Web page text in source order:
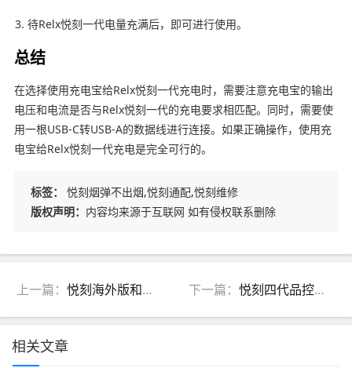
待Relx悦刻一代电量充满后，即可进行使用。
总结
在选择使用充电宝给Relx悦刻一代充电时，需要注意充电宝的输出
电压和电流是否与Relx悦刻一代的充电要求相匹配。同时，需要使
用一根USB-C转USB-A的数据线进行连接。如果正确操作，使用充
电宝给Relx悦刻一代充电是完全可行的。
标签：
悦刻烟弹不出烟,悦刻通配,悦刻维修
版权声明： 内容均来源于互联网 如有侵权联系删除
上一篇： 悦刻海外版和国内版有什么区别吗 下一篇：悦刻四代品控怎么样啊值得买吗
相关文章